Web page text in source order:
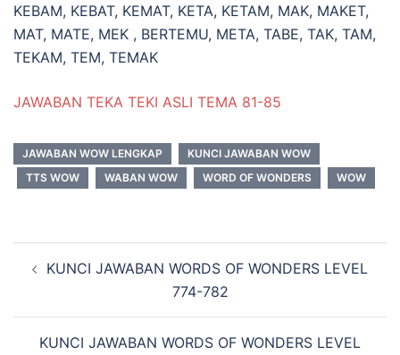
KEBAM, KEBAT, KEMAT, KETA, KETAM, MAK, MAKET,
MAT, MATE, MEK , BERTEMU, META, TABE, TAK, TAM,
TEKAM, TEM, TEMAK
JAWABAN TEKA TEKI ASLI TEMA 81-85
JAWABAN WOW LENGKAP
KUNCI JAWABAN WOW
TTS WOW
WABAN WOW WORD OF WONDERS WOW
Navigasi
KUNCI JAWABAN WORDS OF WONDERS LEVEL
774-782
KUNCI JAWABAN WORDS OF WONDERS LEVEL